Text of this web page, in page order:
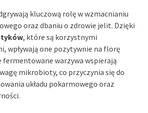
kluczową rolę w wzmacnianiu
oraz dbaniu o zdrowie jelit. Dzięki
, które są korzystnymi
wpływają one pozytywnie na florę
warzywa wspierają
mikrobioty, co przyczynia się do
układu pokarmowego oraz